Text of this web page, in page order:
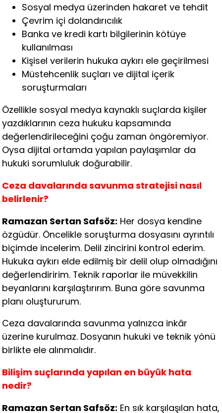
Sosyal medya üzerinden hakaret ve tehdit
Çevrim içi dolandırıcılık
Banka ve kredi kartı bilgilerinin kötüye
kullanılması
Kişisel verilerin hukuka aykırı ele geçirilmesi
Müstehcenlik suçları ve dijital içerik
soruşturmaları
Özellikle sosyal medya kaynaklı suçlarda kişiler
yazdıklarının ceza hukuku kapsamında
değerlendirileceğini çoğu zaman öngöremiyor.
Oysa dijital ortamda yapılan paylaşımlar da
hukuki sorumluluk doğurabilir.
Ceza davalarında savunma stratejisi nasıl
belirlenir?
Ramazan Sertan Safsöz: Her dosya kendine
özgüdür. Öncelikle soruşturma dosyasını ayrıntılı
biçimde incelerim. Delil zincirini kontrol ederim.
Hukuka aykırı elde edilmiş bir delil olup olmadığını
değerlendiririm. Teknik raporlar ile müvekkilin
beyanlarını karşılaştırırım. Buna göre savunma
planı oluştururum.
Ceza davalarında savunma yalnızca inkâr
üzerine kurulmaz. Dosyanın hukuki ve teknik yönü
birlikte ele alınmalıdır.
Bilişim suçlarında yapılan en büyük hata
nedir?
Ramazan Sertan Safsöz: En sık karşılaşılan hata,